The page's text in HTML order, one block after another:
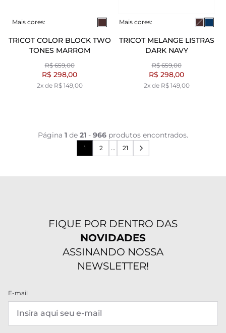
Mais cores:
TRICOT COLOR BLOCK TWO
TONES MARROM
R$ 659,00
R$ 298,00
2x de R$ 149,00
Mais cores:
TRICOT MELANGE LISTRAS
DARK NAVY
R$ 659,00
R$ 298,00
2x de R$ 149,00
Página 1 de 21 - 966 produtos encontrados.
1 2 ... 21
FIQUE POR DENTRO DAS
NOVIDADES
ASSINANDO NOSSA
NEWSLETTER!
E-mail